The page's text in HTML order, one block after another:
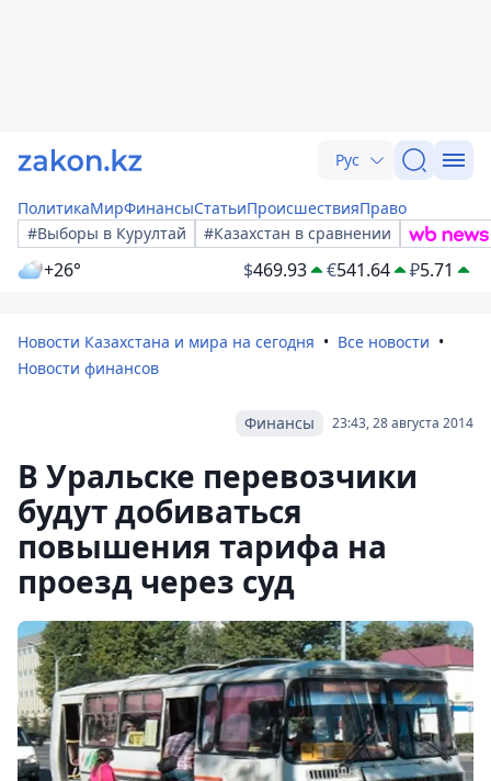
Рус
ПолитикаМирФинансыСтатьиПроисшествияПраво
#Выборы в Курултай
#Казахстан в сравнении
+26° $469.93 €541.64 ₽5.71
Новости Казахстана и мира на сегодня
Все новости
Новости финансов
23:43, 28 августа 2014
Финансы
В Уральске перевозчики
будут добиваться
повышения тарифа на
проезд через суд